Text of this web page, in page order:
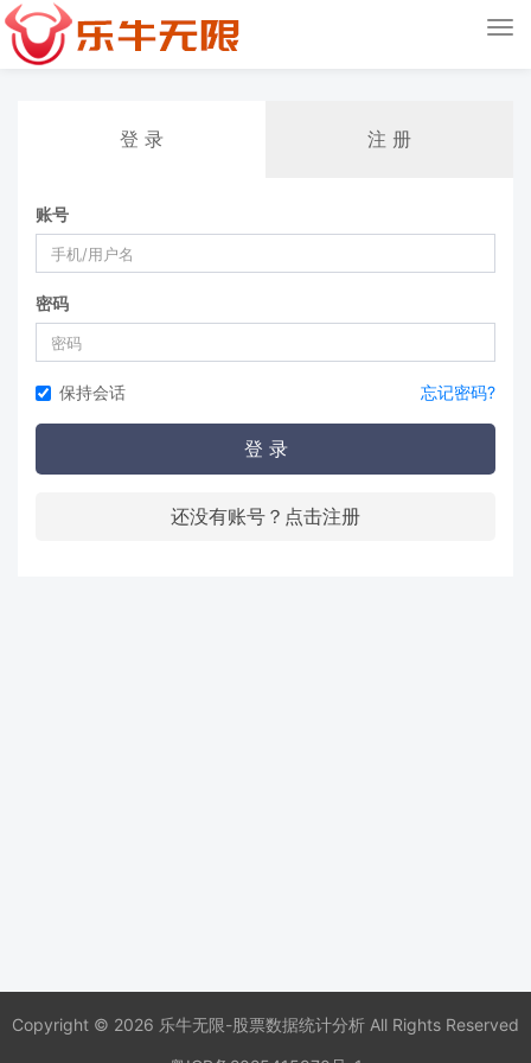
登 录 注 册
账号
密码
保持会话 忘记密码?
登 录
还没有账号？点击注册
Copyright © 2026 乐牛无限-股票数据统计分析 All Rights Reserved